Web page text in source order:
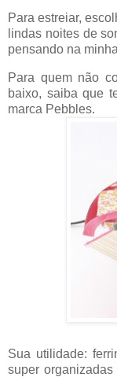
Para estreiar,
lindas noites de
pensando na
Para quem não
baixo, saiba que
marca Pebbles.
Sua utilidade:
super